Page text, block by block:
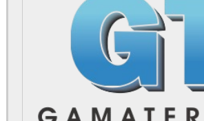
Domnick hunter
Element coalescer
Elemento coalescente